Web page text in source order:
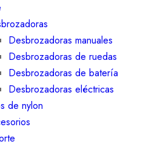
Desbrozadoras manuales
Desbrozadoras de ruedas
Desbrozadoras de batería
Desbrozadoras eléctricas
de nylon